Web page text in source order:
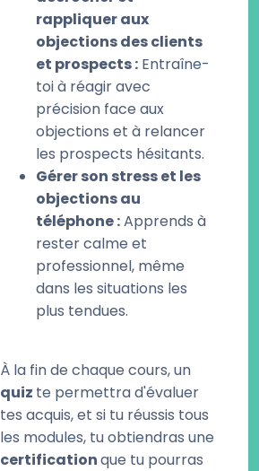
rappliquer aux
objections des clients
et prospects : Entraîne-
toi à réagir avec
précision face aux
objections et à relancer
les prospects hésitants.
Gérer son stress et les
objections au
téléphone :Apprends à
rester calme et
professionnel, même
dans les situations les
plus tendues.
À la fin de chaque cours, un
quiz te permettra d'évaluer
tes acquis, et si tu réussis tous
les modules, tu obtiendras une
certificationque tu pourras